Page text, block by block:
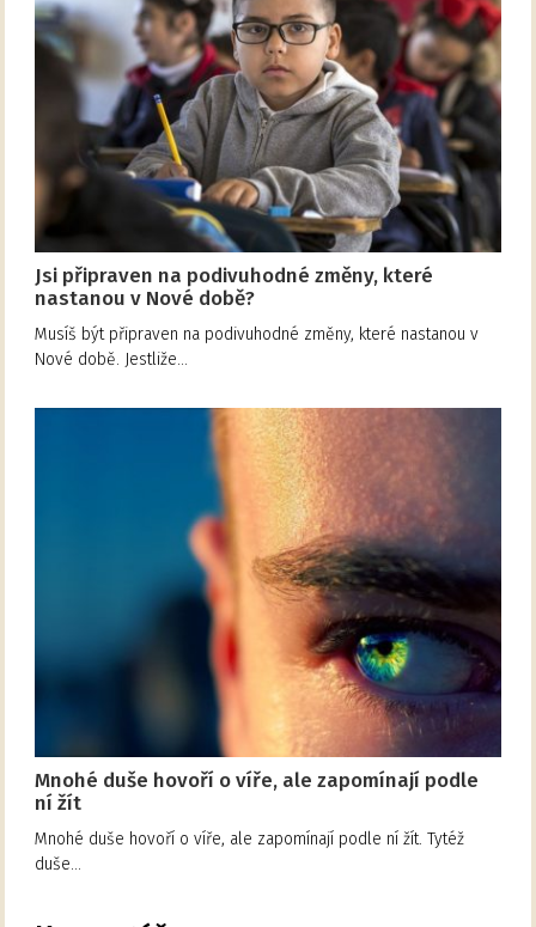
Jsi připraven na podivuhodné změny, které
nastanou v Nové době?
Musíš být připraven na podivuhodné změny, které nastanou v
Nové době. Jestliže…
Mnohé duše hovoří o víře, ale zapomínají podle
ní žít
Mnohé duše hovoří o víře, ale zapomínají podle ní žít. Tytéž
duše…